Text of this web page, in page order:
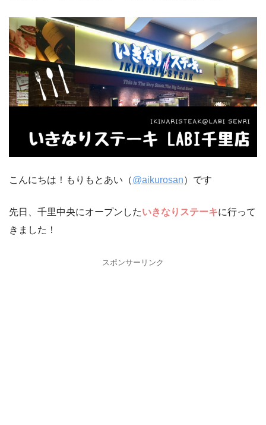
こんにちは！もりもとあい（@aikurosan）です
先日、千里中央にオープンしたいきなりステーキに行って
きました！
スポンサーリンク